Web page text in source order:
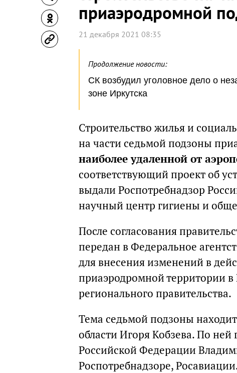
приаэродромной
21 декабря 2021 08:35
Продолжение новости:
СК возбудил уголовное дело о
зоне Иркутска
Строительство жилья и
на части седьмой подзоны
наиболее удаленной от
соответствующий проект об
выдали Роспотребнадзор
научный центр гигиены и
После согласования
передан в Федеральное
для внесения изменений в
приаэродромной территории в
регионального правительства.
Тема седьмой подзоны
области Игоря Кобзева. По ней
Российской Федерации
Роспотребнадзоре,